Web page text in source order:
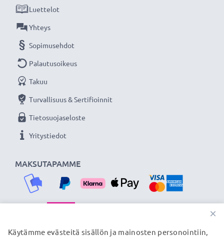
Lisää yksityiskohtia, kontrastia ja väriä
bajonetti tuotemerkiltä CELLONIC 3 vuoden
takuulla!
MAKSUTAPAMME
Luettelot
Yhteys
Sopimusehdot
Palautusoikeus
Takuu
Turvallisuus & Sertifioinnit
Tietosuojaseloste
Yritystiedot
TOIMITUSKUMPPANIMME
×
Käytämme evästeitä sisällön ja mainosten personointiin,